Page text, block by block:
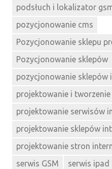
podsłuch i lokalizator
pozycjonowanie cms
Pozycjonowanie sklepu
Pozycjonowanie sklepów
pozycjonowanie sklepów
projektowanie i
projektowanie serwisów
projektowanie sklepów
projektowanie stron
serwis GSM
serwis ipad